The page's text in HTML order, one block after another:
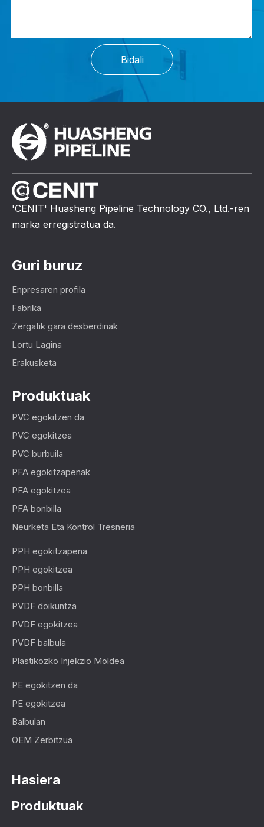
Bidali
'CENIT' Huasheng Pipeline Technology CO., Ltd.-ren
marka erregistratua da.
Guri buruz
Enpresaren profila
Fabrika
Zergatik gara desberdinak
Lortu Lagina
Erakusketa
Produktuak
PVC egokitzen da
PVC egokitzea
PVC burbuila
PFA egokitzapenak
PFA egokitzea
PFA bonbilla
Neurketa Eta Kontrol Tresneria
PPH egokitzapena
PPH egokitzea
PPH bonbilla
PVDF doikuntza
PVDF egokitzea
PVDF balbula
Plastikozko Injekzio Moldea
PE egokitzen da
PE egokitzea
Balbulan
OEM Zerbitzua
Hasiera
Produktuak